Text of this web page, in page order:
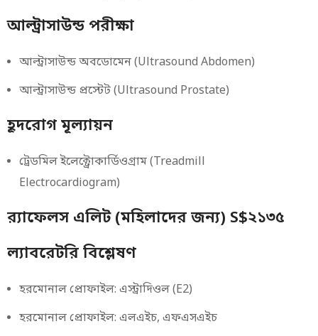
আল্ট্রাসাউন্ড পরীক্ষা
আল্ট্রাসাউন্ড অবডোমেন (Ultrasound Abdomen)
আল্ট্রাসাউন্ড প্রস্টেট (Ultrasound Prostate)
হূদরোগ মূল্যায়ন
ট্রেডমিল ইলেক্ট্রোকার্ডিওগ্রাম (Treadmill
Electrocardiogram)
র‌্যাফেলস এলিট (মহিলাদের জন্য) S$২১৩৫
ল্যাবরেটরি বিশ্লেষণ
হরমোনাল প্রোফাইল: এস্ট্রাদিওল (E2)
হরমোনাল প্রোফাইল: এলএইচ, এফএসএইচ